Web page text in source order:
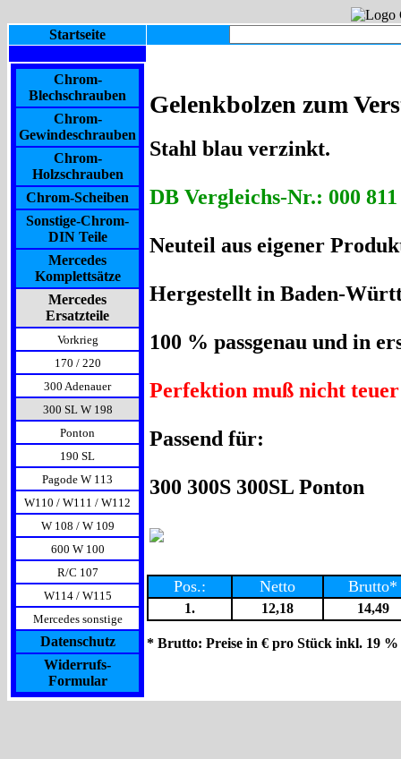
Startseite
Chrom-
Blechschrauben
Chrom-
Gewindeschrauben
Chrom-
Holzschrauben
Chrom-Scheiben
Sonstige-Chrom-
DIN Teile
Mercedes
Komplettsätze
Mercedes
Ersatzteile
Vorkrieg
170 / 220
300 Adenauer
300 SL W 198
Ponton
190 SL
Pagode W 113
W110 / W111 / W112
W 108 / W 109
600 W 100
R/C 107
W114 / W115
Mercedes sonstige
Datenschutz
Widerrufs-
Formular
Gelenkbolzen zum
Stahl blau verzinkt.
DB Vergleichs-Nr.: 000 811
Neuteil aus eigener
Hergestellt in Baden-
100 % passgenau und in
Perfektion muß nicht
Passend für:
300 300S 300SL Ponton
Pos.: Netto Brutto*
1. 12,18 14,49
* Brutto: Preise in € pro Stück inkl. 19 %